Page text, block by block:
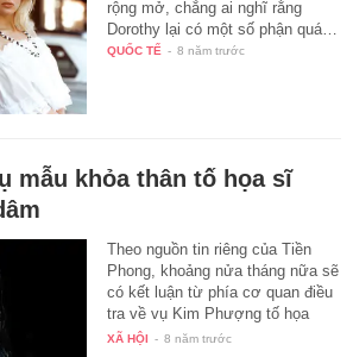
rộng mở, chẳng ai nghĩ rằng
Dorothy lại có một số phận quá…
QUỐC TẾ - 8 năm trước
mẫu khỏa thân tố họa sĩ
Theo nguồn tin riêng của Tiền
Phong, khoảng nửa tháng nữa sẽ
có kết luận từ phía cơ quan điều
tra về vụ Kim Phượng tố họa
sĩ…
XÃ HỘI - 8 năm trước